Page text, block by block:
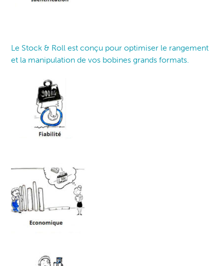
Le Stock & Roll est conçu pour optimiser le rangement
et la manipulation de vos bobines grands formats.